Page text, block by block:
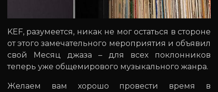
KEF, разумеется, никак не мог остаться в стороне
от этого замечательного мероприятия и объявил
свой Месяц джаза – для всех поклонников
теперь уже общемирового музыкального жанра.
Желаем вам хорошо провести время в